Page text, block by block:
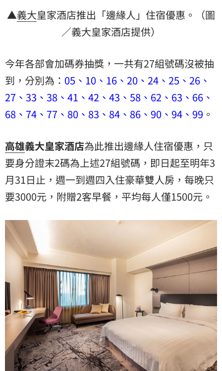
▲義大皇家酒店推出「邊緣人」住宿優惠。（圖
／義大皇家酒店提供）
今年各部會加碼券抽獎，一共有27組號碼沒被抽
到，分別為： 05、10、16、20、24、25、26、
27、33、38、41、42、43、58、62、63、66、
68、74、77、80、83、84、86、90、94、99 。
高雄義大皇家酒店為此推出邊緣人住宿優惠，只
要身分證末2碼為上述27組號碼，即日起至明年3
月31日止，週一到週四入住豪華雙人房，每晚只
要3000元，附贈2客早餐，平均每人僅1500元。